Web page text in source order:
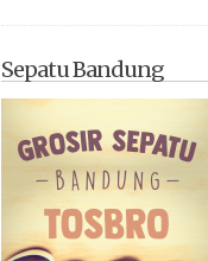
Sepatu Bandung